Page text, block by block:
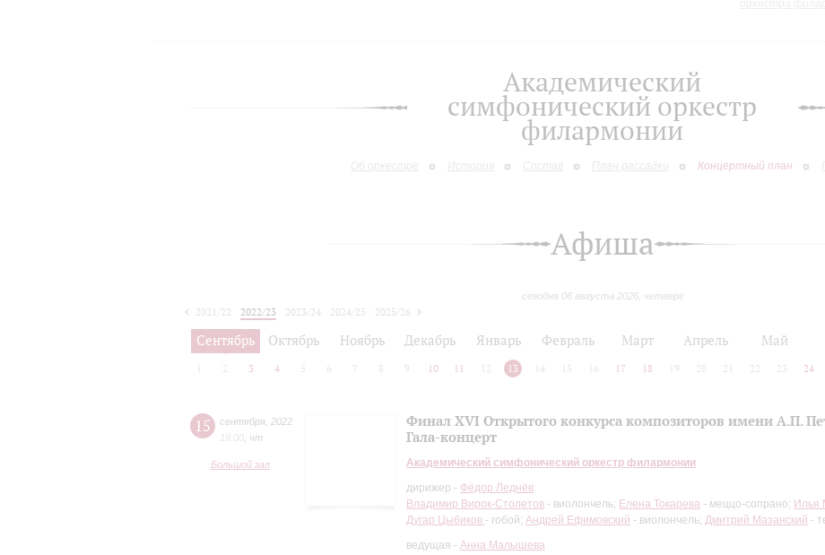
Академический
симфонический оркестр
филармонии
Об оркестре История Состав План рассадки Концертный план
Афиша
сегодня 06 августа 2026, четверг
2021/22 2022/23 2023/24 2024/25
2025/26
2026/27
Сентябрь Октябрь Ноябрь Декабрь Январь Февраль Март Апрель Май
2 3 4 5 6 7 8 9 10 11 12 13 14 15 16 17 18 19 20 21 22 23 24
15 сентября 2022
19:00 чт
Большой зал
Финал XVI Открытого конкурса композиторов имени А.П.
Гала-концерт
Академический симфонический оркестр филармонии
дирижер - Фёдор Леднёв
Владимир Вирок-Столетов - виолончель; Елена Токарева - меццо-сопрано; Илья
Дугар Цыбиков - гобой; Андрей Ефимовский - виолончель; Дмитрий Мазанский -
ведущая - Анна Малышева